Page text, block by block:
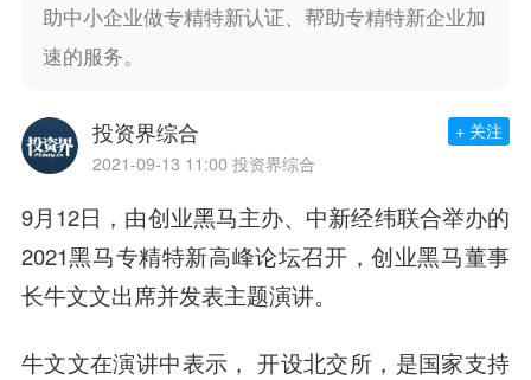
助中小企业做专精特新认证、帮助专精特新企业加
速的服务。
投资界综合
2021-09-13 11:00 投资界综合
+ 关注
9月12日，由创业黑马主办、中新经纬联合举办的
2021黑马专精特新高峰论坛召开，创业黑马董事
长牛文文出席并发表主题演讲。
牛文文在演讲中表示， 开设北交所，是国家支持